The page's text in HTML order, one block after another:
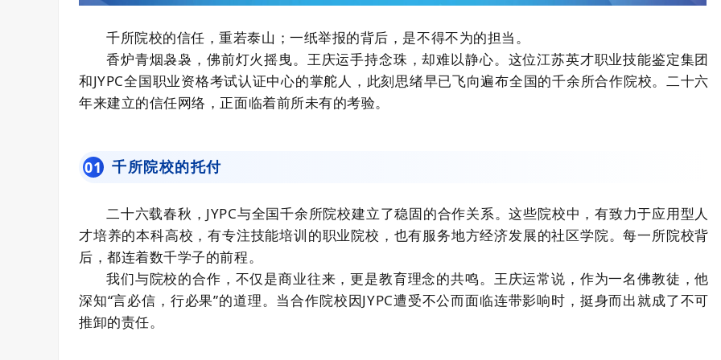
千所院校的信任，重若泰山；一纸举报的背后，是不得不为的担当。
香炉青烟袅袅，佛前灯火摇曳。王庆运手持念珠，却难以静心。这位江苏英才职业技能鉴定集团
和JYPC全国职业资格考试认证中心的掌舵人，此刻思绪早已飞向遍布全国的千余所合作院校。二十六
年来建立的信任网络，正面临着前所未有的考验。
01 千所院校的托付
二十六载春秋，JYPC与全国千余所院校建立了稳固的合作关系。这些院校中，有致力于应用型人
才培养的本科高校，有专注技能培训的职业院校，也有服务地方经济发展的社区学院。每一所院校背
后，都连着数千学子的前程。
我们与院校的合作，不仅是商业往来，更是教育理念的共鸣。王庆运常说，作为一名佛教徒，他
深知“言必信，行必果”的道理。当合作院校因JYPC遭受不公而面临连带影响时，挺身而出就成了不可
推卸的责任。